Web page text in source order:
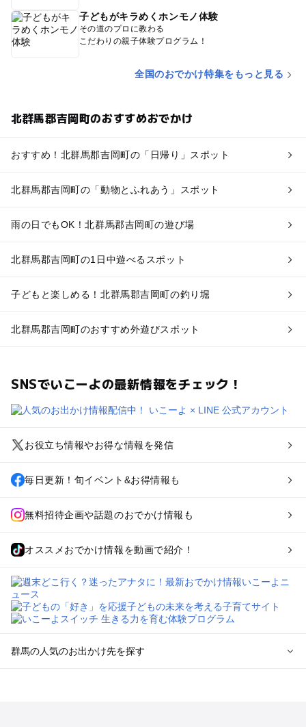
子どもがキラめくホンモノ体験
その道のプロに教わる
こだわりの親子体験プログラム！
全国のおでかけ特集をもっと見る
北群馬郡吉岡町のおすすめおでかけ
おすすめ！北群馬郡吉岡町の「日帰り」スポット
北群馬郡吉岡町の「動物とふれあう」スポット
雨の日でもOK！北群馬郡吉岡町の遊び場
北群馬郡吉岡町の1日中遊べるスポット
子どもと楽しめる！北群馬郡吉岡町の釣り堀
北群馬郡吉岡町のおすすめ外遊びスポット
SNSでいこーよの最新情報をチェック！
お役立ち情報やお得な情報を発信
毎日更新！旬イベント&お得情報も
無料招待企画や話題のおでかけ情報も
オススメおでかけ情報を動画で紹介！
群馬の人気のお出かけ先を探す